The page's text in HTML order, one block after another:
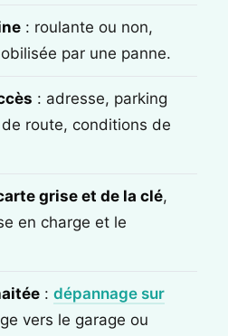
: roulante ou non,
par une panne.
: adresse, parking
route, conditions de
grise et de la clé,
en charge et le
: dépannage sur
vers le garage ou